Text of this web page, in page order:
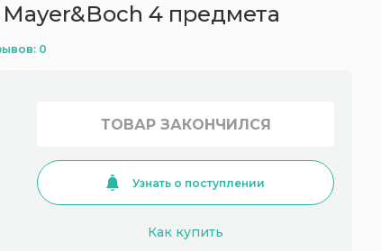
4 предмета
0
ТОВАР ЗАКОНЧИЛСЯ
Узнать о поступлении
Как купить